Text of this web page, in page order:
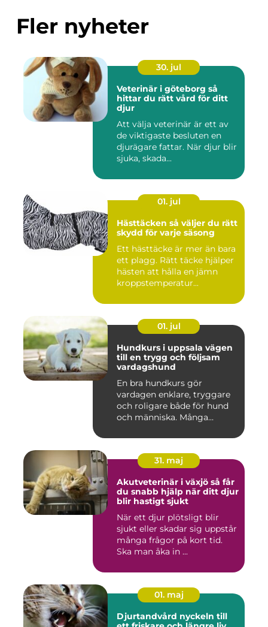
Fler nyheter
30. jul
Veterinär i göteborg så
hittar du rätt vård för ditt
djur
Att välja veterinär är ett av
de viktigaste besluten en
djurägare fattar. När djur blir
sjuka, skada...
01. jul
Hästtäcken så väljer du rätt
skydd för varje säsong
Ett hästtäcke är mer än bara
ett plagg. Rätt täcke hjälper
hästen att hålla en jämn
kroppstemperatur...
01. jul
Hundkurs i uppsala vägen
till en trygg och följsam
vardagshund
En bra hundkurs gör
vardagen enklare, tryggare
och roligare både för hund
och människa. Många
31. maj
Akutveterinär i växjö så får
du snabb hjälp när ditt djur
blir hastigt sjukt
När ett djur plötsligt blir
sjukt eller skadar sig uppstår
många frågor på kort tid.
Ska man åka in ...
01. maj
Djurtandvård nyckeln till